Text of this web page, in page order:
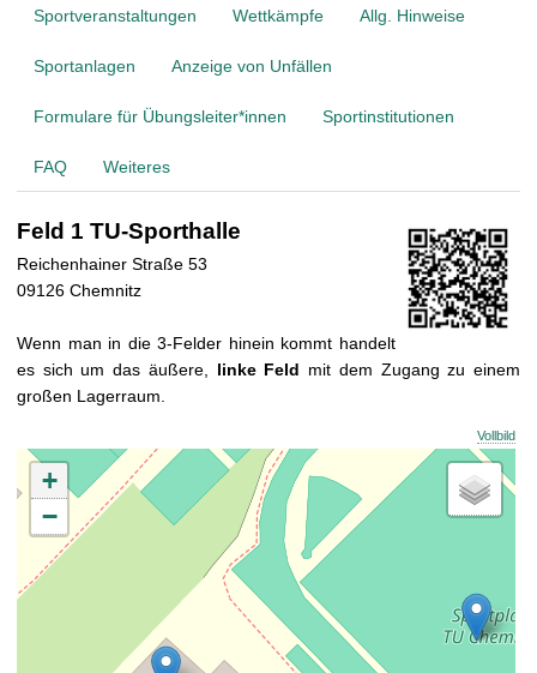
Sportveranstaltungen Wettkämpfe Allg. Hinweise
Sportanlagen Anzeige von Unfällen
Formulare für Übungsleiter*innen Sportinstitutionen
FAQ Weiteres
Feld 1 TU-Sporthalle
Reichenhainer Straße 53
09126 Chemnitz
Wenn man in die 3-Felder hinein kommt handelt
es sich um das äußere,
linke Feld mit dem Zugang zu einem
großen Lagerraum.
Vollbild
+
−